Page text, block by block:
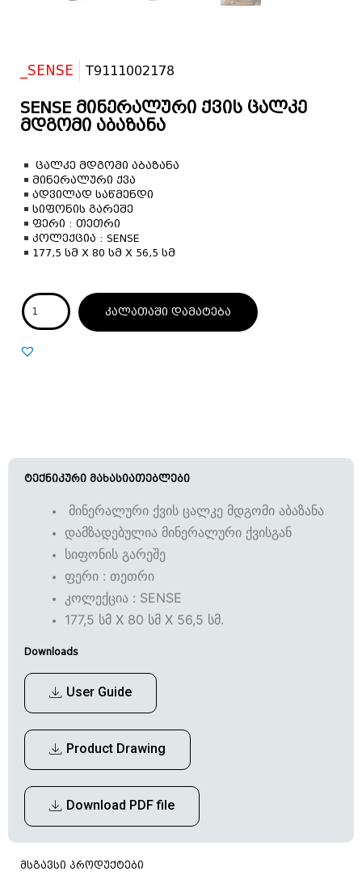
_SENSE T9111002178
SENSE მინერალური ქვის ცალკე
მდგომი აბაზანა
ცალკე მდგომი აბაზანა
მინერალური ქვა
ადვილად საწმენდი
სიფონის გარეშე
ფერი : თეთრი
კოლექცია : SENSE
177,5 სმ X 80 სმ X 56,5 სმ
კალათაში დამატება
ტექნიკური მახასიათებლები
მინერალური ქვის ცალკე მდგომი აბაზანა
დამზადებულია მინერალური ქვისგან
სიფონის გარეშე
ფერი : თეთრი
კოლექცია : SENSE
177,5 სმ X 80 სმ X 56,5 სმ.
Downloads
User Guide
Product Drawing
Download PDF file
მსგავსი პროდუქტები